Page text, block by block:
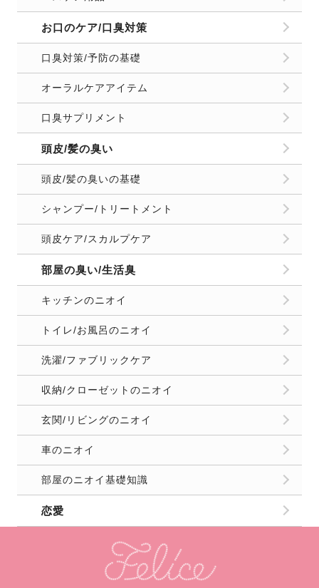
お口のケア/口臭対策
口臭対策/予防の基礎
オーラルケアアイテム
口臭サプリメント
頭皮/髪の臭い
頭皮/髪の臭いの基礎
シャンプー/トリートメント
頭皮ケア/スカルプケア
部屋の臭い/生活臭
キッチンのニオイ
トイレ/お風呂のニオイ
洗濯/ファブリックケア
収納/クローゼットのニオイ
玄関/リビングのニオイ
車のニオイ
部屋のニオイ基礎知識
恋愛